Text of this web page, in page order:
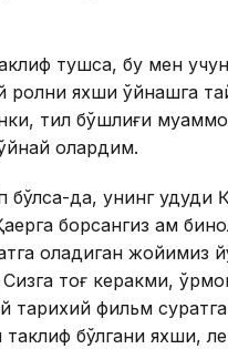
тушса, бу мен
ролни яхши ўйнашга
тил бўшлиғи
олардим.
бўлса-да, унинг
борсангиз ҳам
оладиган жойимиз
тоғ керакми,
тарихий фильм
бўлгани яхши,